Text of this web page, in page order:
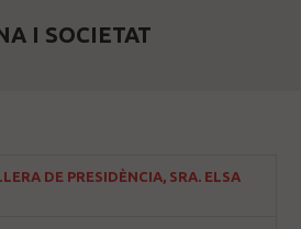
I SOCIETAT
DE PRESIDÈNCIA, SRA. ELSA